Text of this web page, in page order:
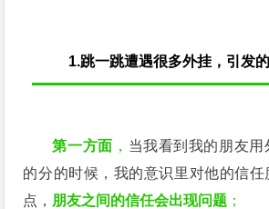
1.跳一跳遭遇很多外挂，引发
第一方面 ， 当我看到我的朋友
的分的时候，我的意识里对他的信
点， 朋友之间的信任会出现问题 ；